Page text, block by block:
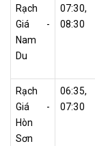
Rạch
Giá -
Nam
Du
07:30,
08:30
Rạch
Giá -
Hòn
Sơn
06:35,
07:30